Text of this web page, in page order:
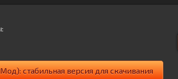
стабильная версия для скачивания